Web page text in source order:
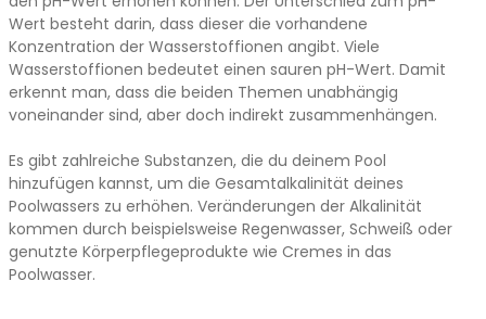
Wert besteht darin, dass dieser die vorhandene
Konzentration der Wasserstoffionen angibt. Viele
Wasserstoffionen bedeutet einen sauren pH-Wert. Damit
erkennt man, dass die beiden Themen unabhängig
voneinander sind, aber doch indirekt zusammenhängen.
Es gibt zahlreiche Substanzen, die du deinem Pool
hinzufügen kannst, um die Gesamtalkalinität deines
Poolwassers zu erhöhen. Veränderungen der Alkalinität
kommen durch beispielsweise Regenwasser, Schweiß oder
genutzte Körperpflegeprodukte wie Cremes in das
Poolwasser.